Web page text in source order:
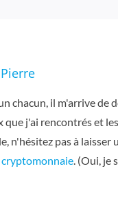
Pierre
chacun, il m'arrive de
que j'ai rencontrés et
n'hésitez pas à
cryptomonnaie . (Oui,